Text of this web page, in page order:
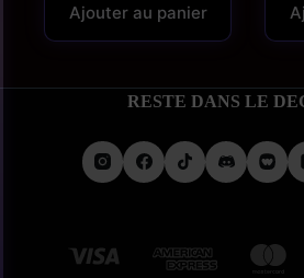
Ajouter au panier
RESTE DANS LE